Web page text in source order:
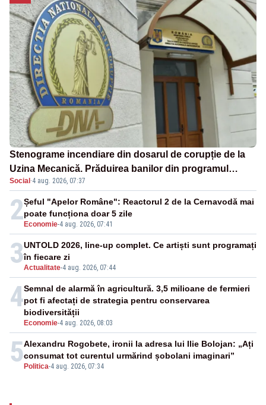
Stenograme incendiare din dosarul de corupție de la
Uzina Mecanică. Prăduirea banilor din programul
SAFE, interceptată de DNA
Social·4 aug. 2026, 07:37
2Economie-4 aug. 2026, 07:41
Șeful "Apelor Române": Reactorul 2 de la Cernavodă mai
poate funcționa doar 5 zile
3Actualitate-4 aug. 2026, 07:44
UNTOLD 2026, line-up complet. Ce artiști sunt programați
în fiecare zi
4
Economie-4 aug. 2026, 08:03
Semnal de alarmă în agricultură. 3,5 milioane de fermieri
pot fi afectați de strategia pentru conservarea
biodiversității
5Politica-4 aug. 2026, 07:34
Alexandru Rogobete, ironii la adresa lui Ilie Bolojan: „Ați
consumat tot curentul urmărind șobolani imaginari”